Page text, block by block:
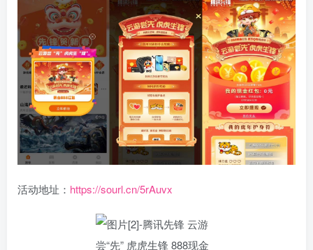
活动地址： https://sourl.cn/5rAuvx